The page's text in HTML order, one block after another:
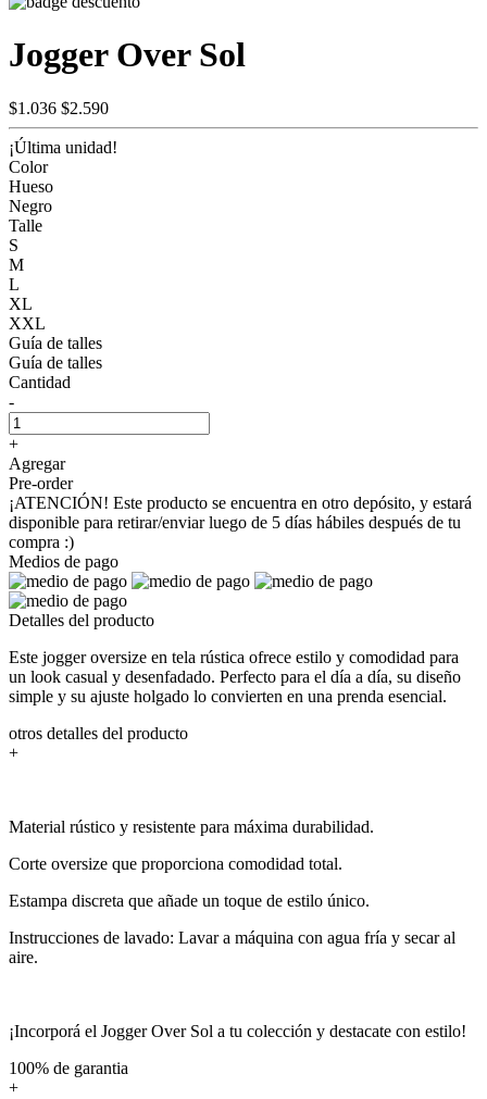
Jogger Over Sol
$1.036 $2.590
¡Última unidad!
Color
Hueso
Negro
Talle
S
M
L
XL
XXL
Guía de talles
Guía de talles
Cantidad
-
+
Agregar
Pre-order
¡ATENCIÓN! Este producto se encuentra en otro depósito, y estará
disponible para retirar/enviar luego de 5 días hábiles después de tu
compra :)
Medios de pago
Detalles del producto
Este jogger oversize en tela rústica ofrece estilo y comodidad para
un look casual y desenfadado. Perfecto para el día a día, su diseño
simple y su ajuste holgado lo convierten en una prenda esencial.
otros detalles del producto
+
Material rústico y resistente para máxima durabilidad.
Corte oversize que proporciona comodidad total.
Estampa discreta que añade un toque de estilo único.
Instrucciones de lavado: Lavar a máquina con agua fría y secar al
aire.
¡Incorporá el Jogger Over Sol a tu colección y destacate con estilo!
100% de garantia
+